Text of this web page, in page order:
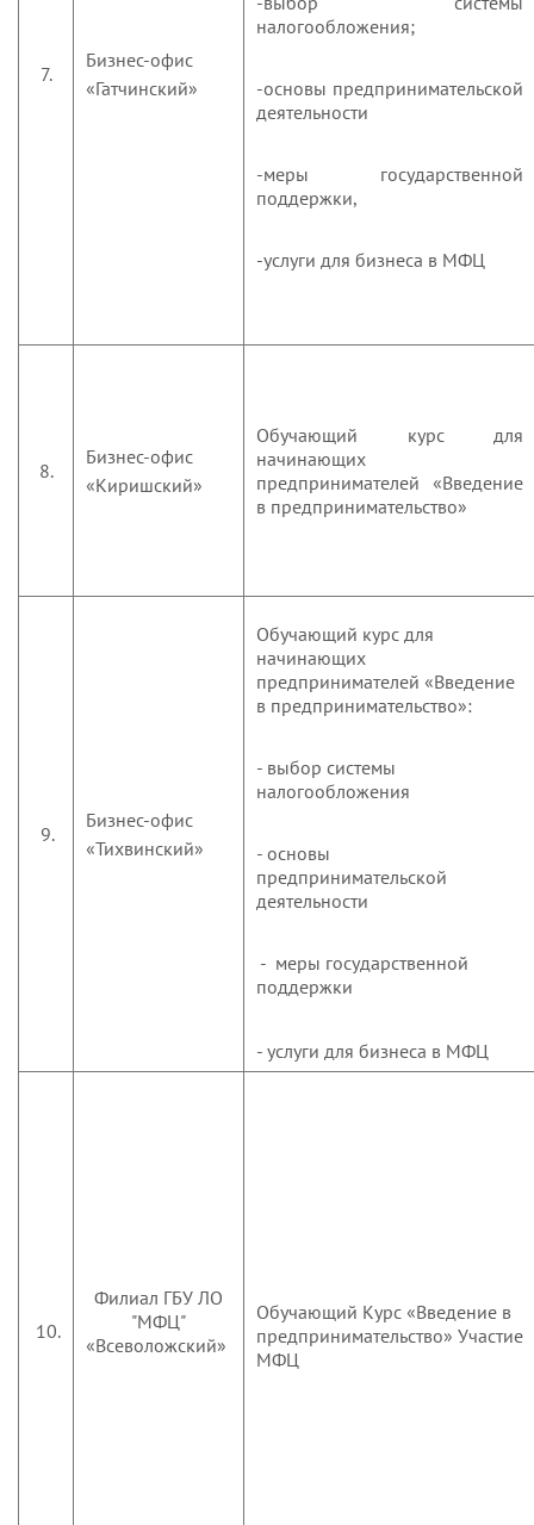
7.
Бизнес-офис
«Гатчинский»
налогообложения;
-основы предпринимательской
деятельности
-меры государственной
поддержки,
-услуги для бизнеса в МФЦ
8.
Бизнес-офис
«Киришский»
Обучающий курс для
начинающих
предпринимателей «Введение
в предпринимательство»
9.
Бизнес-офис
«Тихвинский»
Обучающий курс для
начинающих
предпринимателей «Введение
в предпринимательство»:
- выбор системы
налогообложения
- основы
предпринимательской
деятельности
- меры государственной
поддержки
- услуги для бизнеса в МФЦ
10.
Филиал ГБУ ЛО
"МФЦ"
«Всеволожский»
Обучающий Курс «Введение в
предпринимательство» Участие
МФЦ